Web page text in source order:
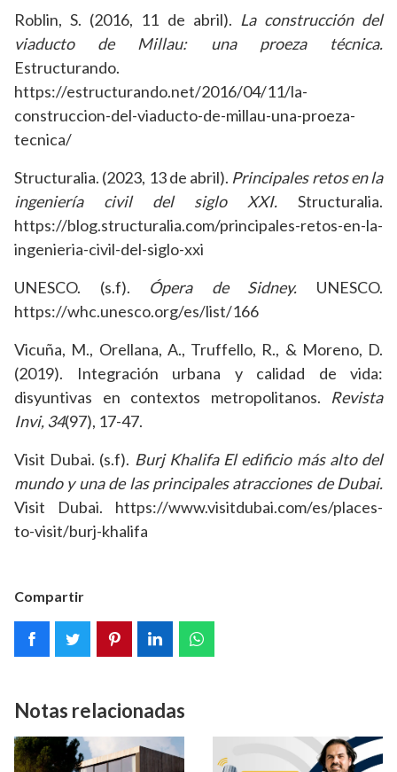
Roblin, S. (2016, 11 de abril). La construcción del
viaducto de Millau: una proeza técnica.
Estructurando.
https://estructurando.net/2016/04/11/la-
construccion-del-viaducto-de-millau-una-proeza-
tecnica/
Structuralia. (2023, 13 de abril). Principales retos en la
ingeniería civil del siglo XXI. Structuralia.
https://blog.structuralia.com/principales-retos-en-la-
ingenieria-civil-del-siglo-xxi
UNESCO. (s.f). Ópera de Sidney. UNESCO.
https://whc.unesco.org/es/list/166
Vicuña, M., Orellana, A., Truffello, R., & Moreno, D.
(2019). Integración urbana y calidad de vida:
disyuntivas en contextos metropolitanos. Revista
Invi, 34(97), 17-47.
Visit Dubai. (s.f). Burj Khalifa El edificio más alto del
mundo y una de las principales atracciones de Dubai.
Visit Dubai. https://www.visitdubai.com/es/places-
to-visit/burj-khalifa
Compartir
Notas relacionadas